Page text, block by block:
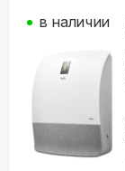
в наличии